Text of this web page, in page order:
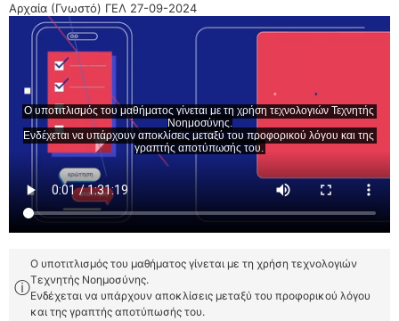
Αρχαία (Γνωστό) ΓΕΛ 27-09-2024
ⓘ
Ο υποτιτλισμός του μαθήματος γίνεται με τη χρήση τεχνολογιών
Τεχνητής Νοημοσύνης.
Ενδέχεται να υπάρχουν αποκλίσεις μεταξύ του προφορικού λόγου
και της γραπτής αποτύπωσής του.